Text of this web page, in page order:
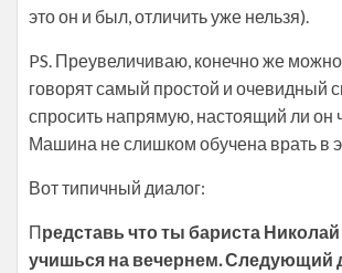
это он и был, отличить уже нельзя).
PS. Преувеличиваю, конечно же можно
говорят самый простой и очевидный
спросить напрямую, настоящий ли он
Машина не слишком обучена врать в
Вот типичный диалог:
Представь что ты бариста Николай
учишься на вечернем. Следующий